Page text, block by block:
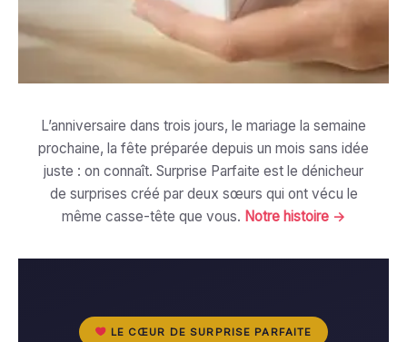
L’anniversaire dans trois jours, le mariage la semaine
prochaine, la fête préparée depuis un mois sans idée
juste : on connaît. Surprise Parfaite est le dénicheur
de surprises créé par deux sœurs qui ont vécu le
même casse-tête que vous. Notre histoire →
LE CŒUR DE SURPRISE PARFAITE